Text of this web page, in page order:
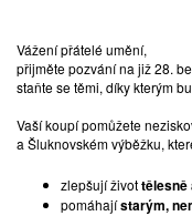
Vážení přátelé umění,
přijměte pozvání na již 28.
staňte se těmi, díky kterým
Vaší koupí pomůžete
a Šluknovském výběžku,
zlepšují živottělesně
pomáhajístarým,